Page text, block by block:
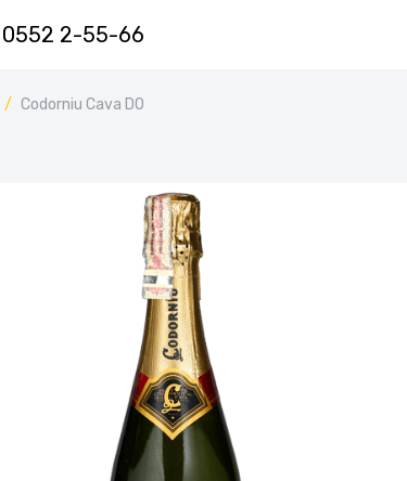
0552 2-55-66
Codorniu Cava DO